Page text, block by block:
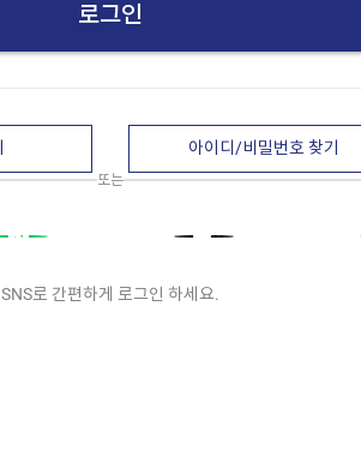
로그인
아이디/비밀번호 찾기
또는
SNS로 간편하게 로그인 하세요.